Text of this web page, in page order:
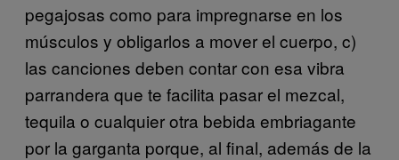
pegajosas como para impregnarse en los
músculos y obligarlos a mover el cuerpo, c)
las canciones deben contar con esa vibra
parrandera que te facilita pasar el mezcal,
tequila o cualquier otra bebida embriagante
por la garganta porque, al final, además de la